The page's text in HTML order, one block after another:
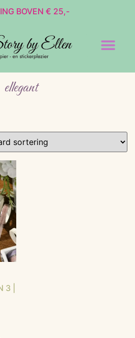
BOVEN € 25,-
ellegant
3 |